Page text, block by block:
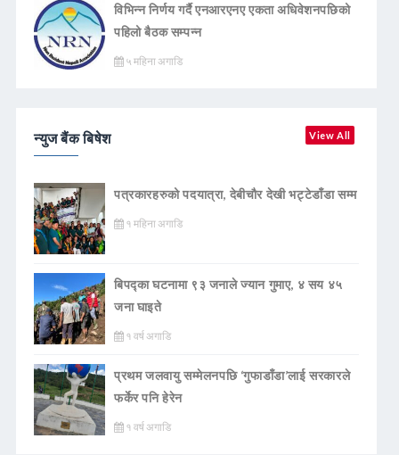
विभिन्न निर्णय गर्दै एनआरएनए एकता अधिवेशनपछिको
पहिलो बैठक सम्पन्न
५ महिना अगाडि
न्युज बैंक बिषेश View All
पत्रकारहरुको पदयात्रा, देबीचौर देखी भट्टेडाँडा सम्म
१ महिना अगाडि
बिपद्का घटनामा ९३ जनाले ज्यान गुमाए, ४ सय ४५
जना घाइते
१ वर्ष अगाडि
प्रथम जलवायु सम्मेलनपछि ‘गुफाडाँडा’लाई सरकारले
फर्केर पनि हेरेन
१ वर्ष अगाडि